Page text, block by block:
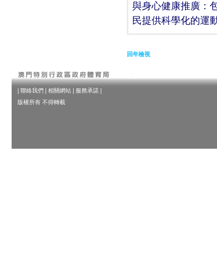
與身心健康推廣：
民提供科學化的運
回年檢視
聯絡我們 相關網站 服務承諾
版權所有 不得轉載